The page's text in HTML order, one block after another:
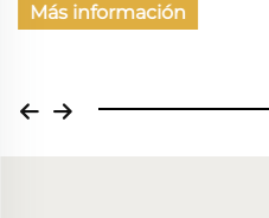
Más información